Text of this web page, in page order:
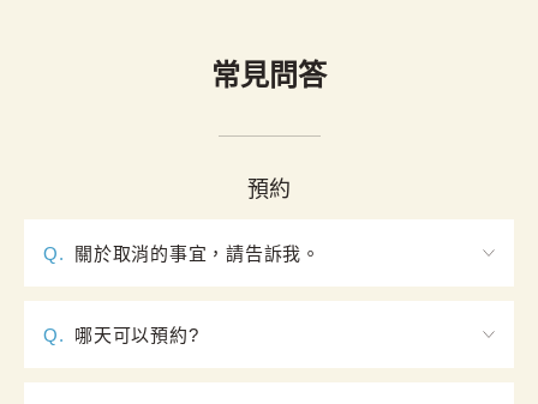
常見問答
預約
Q. 關於取消的事宜，請告訴我。
［使用日］前兩天取消：免收取消費用
［使用日］前一天及當天取消：收取100％使用費用
如需取消，請至少在預計到店日前兩天，通過預約確
Q. 哪天可以預約?